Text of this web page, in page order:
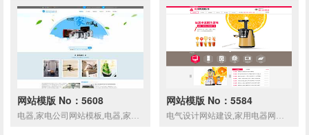
网站模版 No：5608 网站模版 No：5584